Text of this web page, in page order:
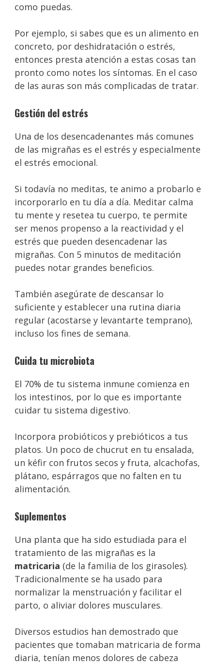
como puedas.
Por ejemplo, si sabes que es un alimento en
concreto, por deshidratación o estrés,
entonces presta atención a estas cosas tan
pronto como notes los síntomas. En el caso
de las auras son más complicadas de tratar.
Gestión del estrés
Una de los desencadenantes más comunes
de las migrañas es el estrés y especialmente
el estrés emocional.
Si todavía no meditas, te animo a probarlo e
incorporarlo en tu día a día. Meditar calma
tu mente y resetea tu cuerpo, te permite
ser menos propenso a la reactividad y el
estrés que pueden desencadenar las
migrañas. Con 5 minutos de meditación
puedes notar grandes beneficios.
También asegúrate de descansar lo
suficiente y establecer una rutina diaria
regular (acostarse y levantarte temprano),
incluso los fines de semana.
Cuida tu microbiota
El 70% de tu sistema inmune comienza en
los intestinos, por lo que es importante
cuidar tu sistema digestivo.
Incorpora probióticos y prebióticos a tus
platos. Un poco de chucrut en tu ensalada,
un kéfir con frutos secos y fruta, alcachofas,
plátano, espárragos que no falten en tu
alimentación.
Suplementos
Una planta que ha sido estudiada para el
tratamiento de las migrañas es la
matricaria (de la familia de los girasoles).
Tradicionalmente se ha usado para
normalizar la menstruación y facilitar el
parto, o aliviar dolores musculares.
Diversos estudios han demostrado que
pacientes que tomaban matricaria de forma
diaria, tenían menos dolores de cabeza